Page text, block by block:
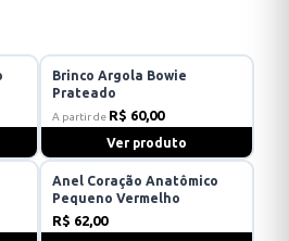
Brinco Argola Bowie
Prateado
A partir de R$ 60,00
Ver produto
Anel Coração Anatômico
Pequeno Vermelho
R$ 62,00